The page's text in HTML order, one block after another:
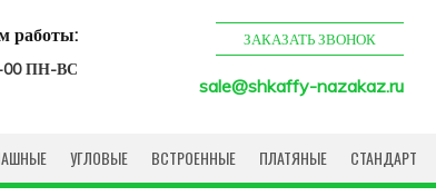
работы:
00 ПН-ВС
ЗАКАЗАТЬ ЗВОНОК
sale@shkaffy-nazakaz.ru
УГЛОВЫЕ ВСТРОЕННЫЕ ПЛАТЯНЫЕ СТАНДАРТ